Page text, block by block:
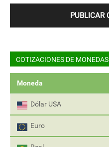
COTIZACIONES DE MONEDAS
Moneda
Dólar USA
Euro